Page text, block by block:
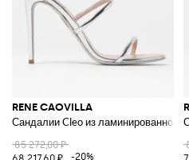
RENE CAOVILLA
Сандалии Cleo из ламинированной
85 272,00 ₽
-20%